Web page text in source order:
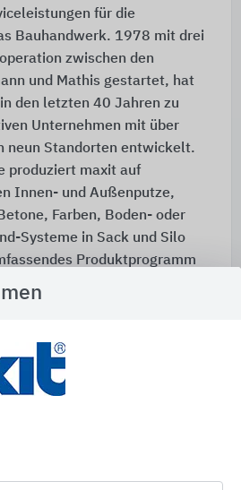
für die
Bauhandwerk. 1978 mit drei
zwischen den
und Mathis gestartet, hat
den letzten 40 Jahren zu
Unternehmen mit über
neun Standorten entwickelt.
produziert maxit auf
Innen- und Außenputze,
Farben, Boden- oder
Systeme in Sack und Silo
Produktprogramm
Ausbau und Fassade.
Produktsicherheit,
neue Materialien und
in punkto